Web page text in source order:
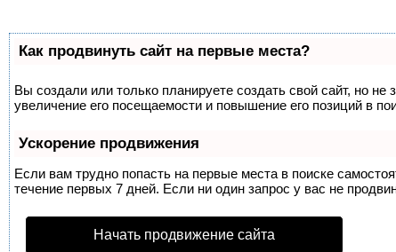
Как продвинуть сайт на первые места?
Вы создали или только планируете создать свой сайт, но
увеличение его посещаемости и повышение его позиций в
Ускорение продвижения
Если вам трудно попасть на первые места в поиске
течение первых 7 дней. Если ни один запрос у вас не
Начать продвижение сайта